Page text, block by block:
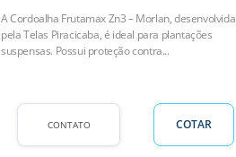
A Cordoalha Frutamax Zn3 – Morlan, desenvolvida
pela Telas Piracicaba, é ideal para plantações
suspensas. Possui proteção contra...
CONTATO COTAR